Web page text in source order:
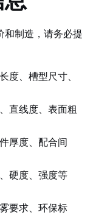
和制造，请务必提
度、槽型尺寸、
直线度、表面粗
厚度、配合间
硬度、强度等
要求、环保标